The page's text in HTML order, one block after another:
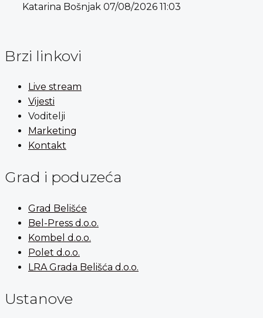
Katarina Bošnjak 07/08/2026 11:03
Brzi linkovi
Live stream
Vijesti
Voditelji
Marketing
Kontakt
Grad i poduzeća
Grad Belišće
Bel-Press d.o.o.
Kombel d.o.o.
Polet d.o.o.
LRA Grada Belišća d.o.o.
Ustanove